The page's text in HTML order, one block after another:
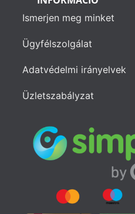
Ismerjen meg minket
Ügyfélszolgálat
Adatvédelmi irányelvek
Üzletszabályzat